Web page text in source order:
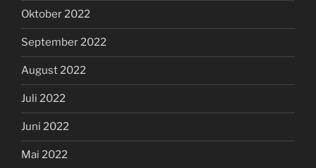
Oktober 2022
September 2022
August 2022
Juli 2022
Juni 2022
Mai 2022